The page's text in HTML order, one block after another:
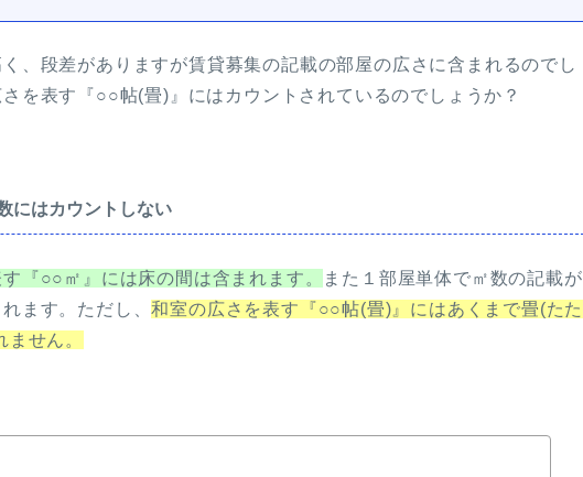
、段差がありますが賃貸募集の記載の部屋の広さに含まれるのでし
を表す『○○帖(畳)』にはカウントされているのでしょうか？
にはカウントしない
『○○㎡』には床の間は含まれます。
また１部屋単体で㎡数の記載が
ます。ただし、和室の広さを表す『○○帖(畳)』にはあくまで畳(たた
せん。